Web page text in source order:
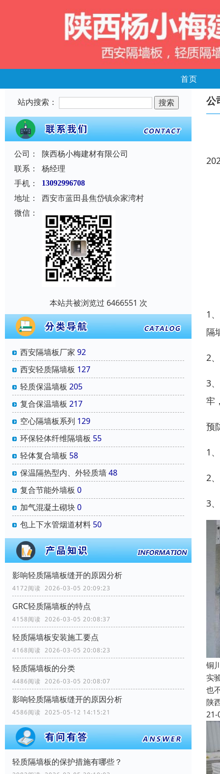
首页
站内搜索：
公司：
陕西杨小梅建材有限公司
联系：
杨经理
手机：
13092996708
地址：
西安市蓝田县焦岱镇佘家湾村
微信：
本站共被浏览过 6466551 次
西安隔墙板厂家 92
西安轻质隔墙板 127
轻质保温墙板 205
复合保温墙板 217
空心隔墙板系列 129
环保轻体纤维隔墙板 55
轻体复合墙板 58
保温隔热型内、外轻质墙48
复合节能外墙板 0
加气混凝土砌块0
包上下水管烟道材料 50
影响轻质隔墙板缝开的原因分析
4172阅读 2026-03-05 20:09:23
GRC轻质隔墙板的特点
4158阅读 2026-03-05 20:08:37
轻质隔墙板安装施工要点
4168阅读 2026-03-05 20:08:23
轻质隔墙板的分类
4486阅读 2026-03-05 20:08:07
影响轻质隔墙板缝开的原因分析
4586阅读 2025-05-12 14:15:21
轻质隔墙板的保护措施有哪些？
公
1
隔
2
3
牢
预
1
2
3
铜
实
也
陕
21-